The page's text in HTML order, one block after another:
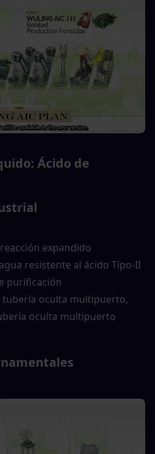
Ácido de
expandido
resistente al ácido Tipo-II
purificación
tubería oculta multipuerto,
oculta multipuerto